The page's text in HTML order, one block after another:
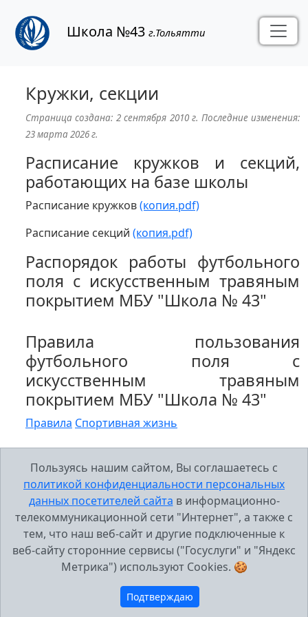
Школа №43 г.Тольятти
Кружки, секции
Страница создана: 2 сентября 2010 г. Последние изменения:
23 марта 2026 г.
Расписание кружков и секций,
работающих на базе школы
Расписание кружков(копия.pdf)
Расписание секций (копия.pdf)
Распорядок работы футбольного
поля с искусственным травяным
покрытием МБУ "Школа № 43"
Правила пользования
футбольного поля с
искусственным травяным
покрытием МБУ "Школа № 43"
Правила Спортивная жизнь
Пользуясь нашим сайтом, Вы соглашаетесь с
политикой конфиденциальности персональных
данных посетителей сайта в информационно-
телекоммуникационной сети "Интернет", а также с
тем, что наш веб-сайт и другие подключенные к
веб-сайту сторонние сервисы ("Госуслуги" и "Яндекс
Метрика") используют Cookies. 🍪
Подтверждаю